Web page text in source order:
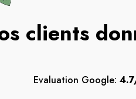
clients
Evaluation Google: